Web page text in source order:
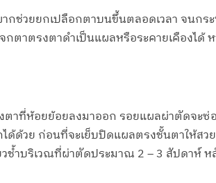
กช่วยยกเปลือกตาบนขึ้นตลอดเวลา จนก
ตาตรงตาดำเป็นแผลหรือระคายเคืองได้
ตาที่ห้อยย้อยลงมาออก รอยแผลผ่าตัดจะ
ด้ด้วย ก่อนที่จะเย็บปิดแผลตรงชั้นตาให้สว
ช้ำบริเวณที่ผ่าตัดประมาณ 2 – 3 สัปดาห์